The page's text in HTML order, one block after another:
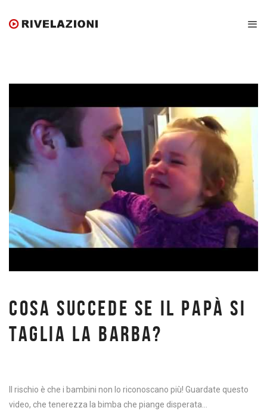
COSA SUCCEDE SE IL PAPÀ SI
TAGLIA LA BARBA?
Il rischio è che i bambini non lo riconoscano più! Guardate questo
video, che tenerezza la bimba che piange disperata…